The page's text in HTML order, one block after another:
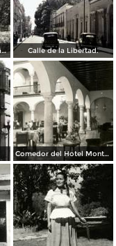
Monumento a Benito Juárez Calle de la Libertad.
Comedor del Hotel Monte Albán